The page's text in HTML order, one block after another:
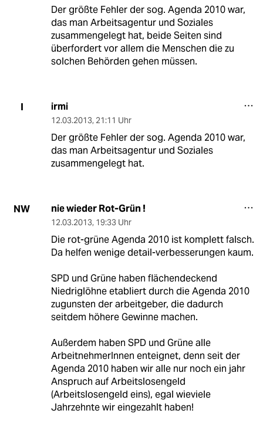
Der größte Fehler der sog. Agenda 2010 war,
das man Arbeitsagentur und Soziales
zusammengelegt hat, beide Seiten sind
überfordert vor allem die Menschen die zu
solchen Behörden gehen müssen.
I irmi
12.03.2013, 21:11 Uhr
Der größte Fehler der sog. Agenda 2010 war,
das man Arbeitsagentur und Soziales
zusammengelegt hat.
NW nie wieder Rot-Grün !
12.03.2013, 19:33 Uhr
Die rot-grüne Agenda 2010 ist komplett falsch.
Da helfen wenige detail-verbesserungen kaum.
SPD und Grüne haben flächendeckend
Niedriglöhne etabliert durch die Agenda 2010
zugunsten der arbeitgeber, die dadurch
seitdem höhere Gewinne machen.
Außerdem haben SPD und Grüne alle
ArbeitnehmerInnen enteignet, denn seit der
Agenda 2010 haben wir alle nur noch ein jahr
Anspruch auf Arbeitslosengeld
(Arbeitslosengeld eins), egal wieviele
Jahrzehnte wir eingezahlt haben!